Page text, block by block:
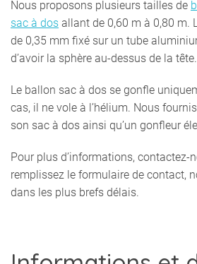
Nous proposons plusieurs tailles de
sac à dos allant de 0,60 m à 0,80 m.
de 0,35 mm fixé sur un tube
d’avoir la sphère au-dessus de la tête.
Le ballon sac à dos se gonfle
cas, il ne vole à l’hélium. Nous
son sac à dos ainsi qu’un gonfleur
Pour plus d’informations, contactez-
remplissez le formulaire de contact,
dans les plus brefs délais.